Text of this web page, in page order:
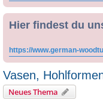
Hier findest du
https://www.german-
Vasen,
Neues Thema